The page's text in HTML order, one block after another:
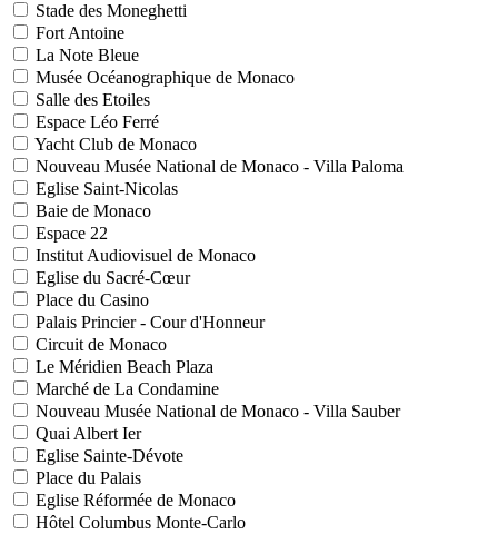
Stade des Moneghetti
Fort Antoine
La Note Bleue
Musée Océanographique de Monaco
Salle des Etoiles
Espace Léo Ferré
Yacht Club de Monaco
Nouveau Musée National de Monaco - Villa Paloma
Eglise Saint-Nicolas
Baie de Monaco
Espace 22
Institut Audiovisuel de Monaco
Eglise du Sacré-Cœur
Place du Casino
Palais Princier - Cour d'Honneur
Circuit de Monaco
Le Méridien Beach Plaza
Marché de La Condamine
Nouveau Musée National de Monaco - Villa Sauber
Quai Albert Ier
Eglise Sainte-Dévote
Place du Palais
Eglise Réformée de Monaco
Hôtel Columbus Monte-Carlo